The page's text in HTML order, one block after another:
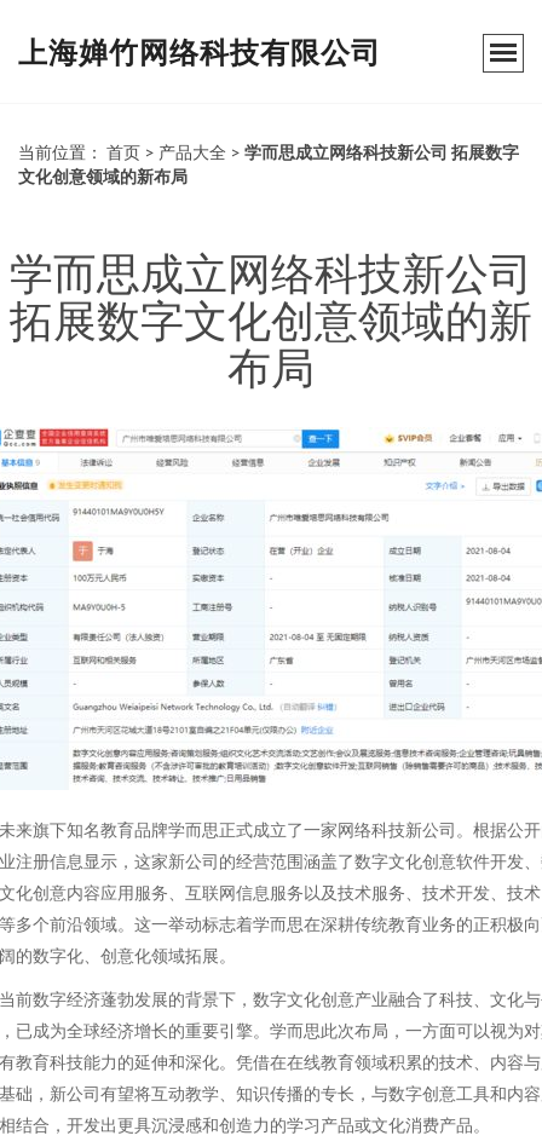
上海婵竹网络科技有限公司
当前位置： 首页 > 产品大全 > 学而思成立网络科技新公司 拓展数字
文化创意领域的新布局
学而思成立网络科技新公司
拓展数字文化创意领域的新
布局
来旗下知名教育品牌学而思正式成立了一家网络科技新公司。根据公
注册信息显示，这家新公司的经营范围涵盖了数字文化创意软件开发
化创意内容应用服务、互联网信息服务以及技术服务、技术开发、技
多个前沿领域。这一举动标志着学而思在深耕传统教育业务的正积极
的数字化、创意化领域拓展。
前数字经济蓬勃发展的背景下，数字文化创意产业融合了科技、文化
已成为全球经济增长的重要引擎。学而思此次布局，一方面可以视为
教育科技能力的延伸和深化。凭借在在线教育领域积累的技术、内容
础，新公司有望将互动教学、知识传播的专长，与数字创意工具和内
结合，开发出更具沉浸感和创造力的学习产品或文化消费产品。